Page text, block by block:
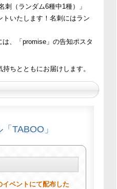
（ランダム6種中1種）」
いたします！名刺にはラン
、「promise」の告知ポスタ
ちとともにお届けします。
TABOO」
イベントにて配布した